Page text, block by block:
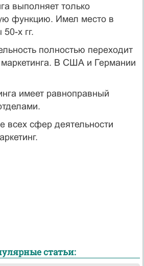
выполняет только
функцию. Имел место в
х гг.
полностью переходит
В США и Германии
имеет равноправный
всех сфер деятельности
статьи: